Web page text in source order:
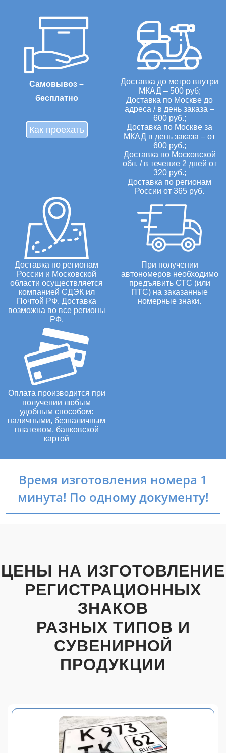
Самовывоз –
бесплатно
Как проехать
Доставка до метро внутри
МКАД – 500 руб;
Доставка по Москве до
адреса / в день заказа –
600 руб.;
Доставка по Москве за
МКАД в день заказа – от
600 руб.;
Доставка по Московской
обл. / в течение 2 дней от
320 руб.;
Доставка по регионам
России от 365 руб.
Доставка по регионам
России и Московской
области осуществляется
компанией СДЭК ил
Почтой РФ. Доставка
возможна во все регионы
РФ.
При получении
автономеров необходимо
предъявить СТС (или
ПТС) на заказанные
номерные знаки.
Оплата производится при
получении любым
удобным способом:
наличными, безналичным
платежом, банковской
картой
Время изготовления номера 1
минута! По одному документу!
ЦЕНЫ НА ИЗГОТОВЛЕНИЕ
РЕГИСТРАЦИОННЫХ
ЗНАКОВ
РАЗНЫХ ТИПОВ И
СУВЕНИРНОЙ
ПРОДУКЦИИ